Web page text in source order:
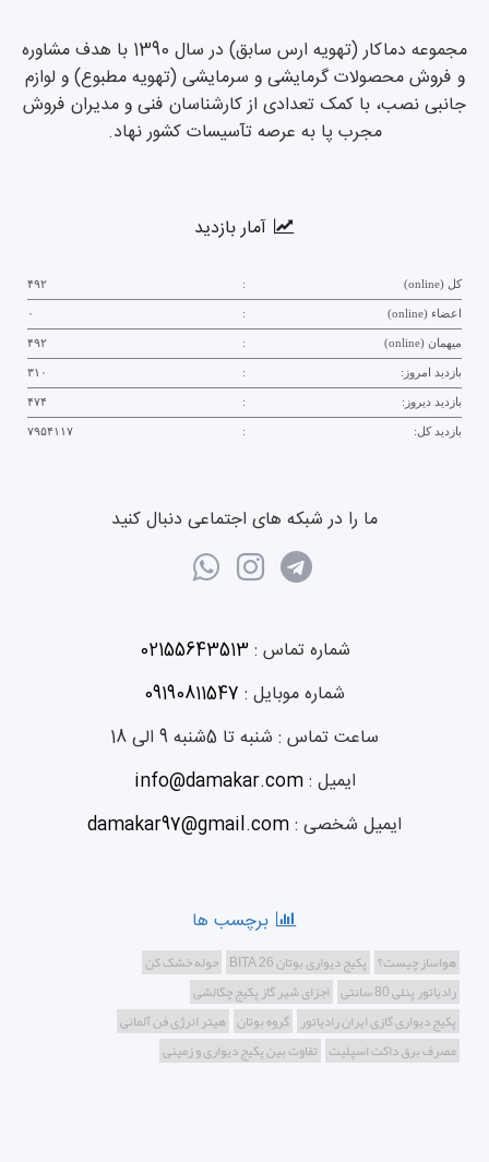
مجموعه دماکار (تهویه ارس سابق) در سال 1390 با هدف مشاوره
و فروش محصولات گرمایشی و سرمایشی (تهویه مطبوع) و لوازم
جانبی نصب، با کمک تعدادی از کارشناسان فنی و مدیران فروش
مجرب پا به عرصه تآسیسات کشور نهاد.
آمار بازدید
کل (online) : ۴۹۲
اعضاء (online) : ۰
میهمان (online) : ۴۹۲
بازدید امروز: : ۳۱۰
بازدید دیروز: : ۴۷۴
بازدید کل: : ۷۹۵۴۱۱۷
ما را در شبکه های اجتماعی دنبال کنید
شماره تماس : 02155643513
شماره موبایل : 09190811547
ساعت تماس : شنبه تا 5شنبه 9 الی 18
ایمیل :info@damakar.com
ایمیل شخصی : damakar97@gmail.com
برچسب ها
هواساز چیست؟ پکیج دیواری بوتان BITA 26
حوله خشک کن
رادیاتور پنلی 80 سانتی
اجزای شیر گاز پکیج چگالشی
پکیج دیواری گازی ایران رادیاتور گروه بوتان هیتر انرژی فن آلمانی
مصرف برق داکت اسپلیت تفاوت بین پکیج‌ دیواری و زمینی